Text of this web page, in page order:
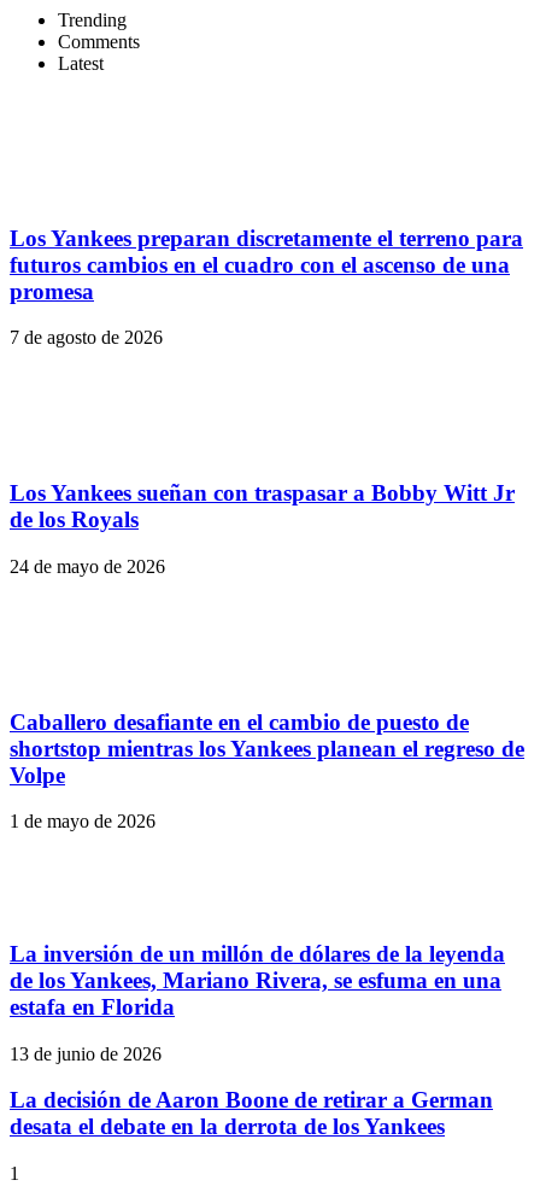
Trending
Comments
Latest
Los Yankees preparan discretamente el terreno para
futuros cambios en el cuadro con el ascenso de una
promesa
7 de agosto de 2026
Los Yankees sueñan con traspasar a Bobby Witt Jr
de los Royals
24 de mayo de 2026
Caballero desafiante en el cambio de puesto de
shortstop mientras los Yankees planean el regreso de
Volpe
1 de mayo de 2026
La inversión de un millón de dólares de la leyenda
de los Yankees, Mariano Rivera, se esfuma en una
estafa en Florida
13 de junio de 2026
La decisión de Aaron Boone de retirar a German
desata el debate en la derrota de los Yankees
1